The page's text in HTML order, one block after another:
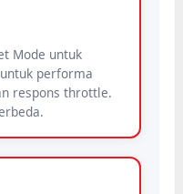
Mode untuk
performa
respons throttle.